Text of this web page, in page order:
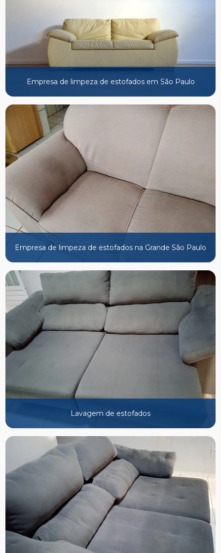
Empresa de limpeza de estofados em São Paulo
Empresa de limpeza de estofados na Grande São Paulo
Lavagem de estofados